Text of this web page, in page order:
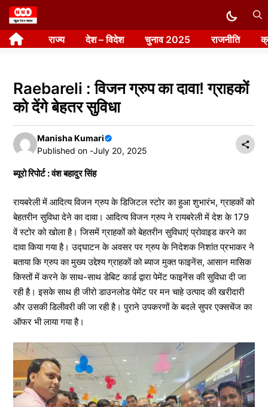
Skip
to
content राज्य देश – विदेश चुनाव 2025 राजनीति
Raebareli : विजन ग्रुप का दावा! ग्राहकों
को देंगे बेहतर सुविधा
Manisha Kumari
Published on -July 20, 2025
ब्यूरो रिपोर्ट : वंश बहादुर सिंह
रायबरेली में आदित्य विजन ग्रुप के डिजिटल स्टोर का हुआ शुभारंभ, ग्राहकों को
बेहतरीन सुविधा देने का दावा। आदित्य विजन ग्रुप ने रायबरेली में देश के 179
वें स्टोर को खोला है। जिसमें ग्राहकों को बेहतरीन सुविधाएं प्रोवाइड करने का
दावा किया गया है। उद्घाटन के अवसर पर ग्रुप के निदेशक निशांत प्रभाकर ने
बताया कि ग्रुप का मुख्य उद्देश्य ग्राहकों को ब्याज मुक्त फाइनेंस, आसान मासिक
किस्तों में करने के साथ-साथ डेबिट कार्ड द्वारा पेमेंट फाइनेंस की सुविधा दी जा
रही है। इसके साथ ही जीरो डाउनलोड पेमेंट पर मन चाहे उत्पाद की खरीदारी
और उसकी डिलीवरी की जा रही है। पुराने उपकरणों के बदले सुपर एक्सचेंज का
ऑफर भी लाया गया है।